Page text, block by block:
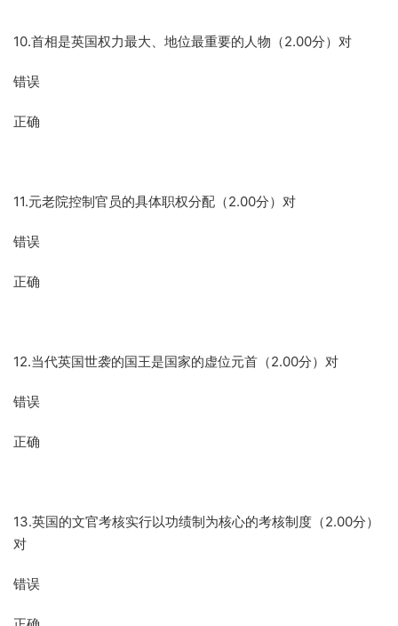
10.首相是英国权力最大、地位最重要的人物（2.00分）对
错误
正确
11.元老院控制官员的具体职权分配（2.00分）对
错误
正确
12.当代英国世袭的国王是国家的虚位元首（2.00分）对
错误
正确
13.英国的文官考核实行以功绩制为核心的考核制度（2.00分）
对
错误